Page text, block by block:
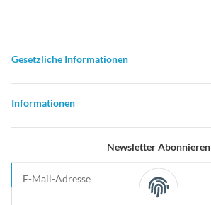
Gesetzliche Informationen
Informationen
Newsletter Abonnieren